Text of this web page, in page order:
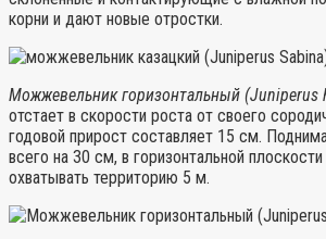
корни и дают новые отростки.
Можжевельник горизонтальный (Juniperus
отстает в скорости роста от своего
годовой прирост составляет 15 см.
всего на 30 см, в горизонтальной
охватывать территорию 5 м.